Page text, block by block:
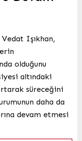
Vedat Işıkhan,
olduğunu
altındaki
süreceğini
daha da
devam etmesi